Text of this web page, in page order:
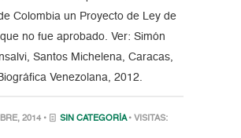
Colombia un Proyecto de Ley de
no fue aprobado. Ver: Simón
Santos Michelena, Caracas,
Venezolana, 2012.
2014 • SIN CATEGORÍA • VISITAS: